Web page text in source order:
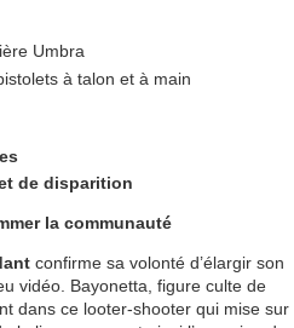
Umbra
à talon et à main
de disparition
la communauté
confirme sa volonté d’élargir son
vidéo. Bayonetta, figure culte de
dans ce looter-shooter qui mise sur